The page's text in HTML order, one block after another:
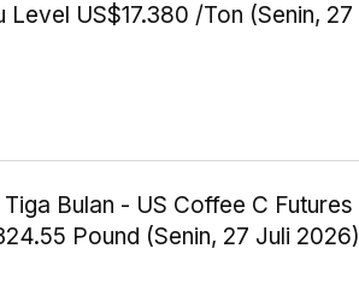
Level US$17.380 /Ton (Senin, 27
Bulan - US Coffee C Futures
Pound (Senin, 27 Juli 2026)